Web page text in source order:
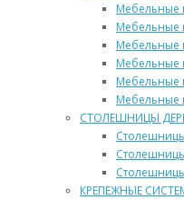
Мебельные
Мебельные
Мебельные
Мебельные
Мебельные
Мебельные
СТОЛЕШНИЦЫ
КРЕПЕЖНЫЕ